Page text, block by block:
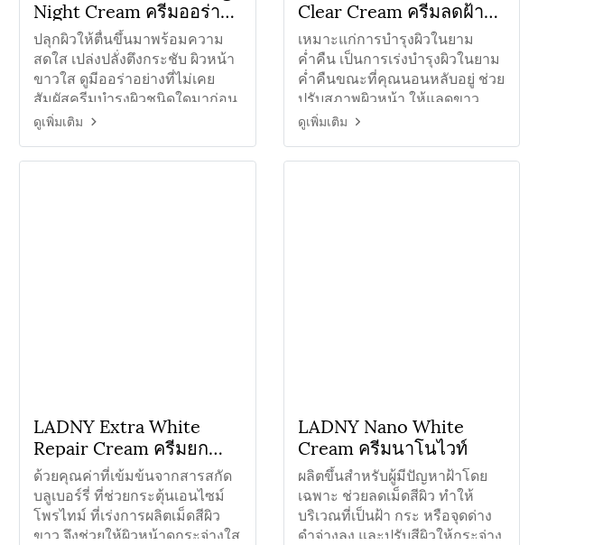
Night Cream ครีมออร่า
ไวท์กลางคืน
ปลุกผิวให้ตื่นขึ้นมาพร้อมความ
สดใส เปล่งปลั่งตึงกระชับ ผิวหน้า
ขาวใส ดูมีออร่าอย่างที่ไม่เคย
สัมผัสครีมบำรุงผิวชนิดใดมาก่อน
แก้ปัญหาสิว ฝ้า
ดูเพิ่มเติม
Clear Cream ครีมลดฝ้า
กระ
เหมาะแก่การบำรุงผิวในยาม
ค่ำคืน เป็นการเร่งบำรุงผิวในยาม
ค่ำคืนขณะที่คุณนอนหลับอยู่ ช่วย
ปรับสภาพผิวหน้า ให้แลดูขาว
กระจ่างใส
ดูเพิ่มเติม
LADNY Extra White
Repair Cream ครีมยก
กระชับผิวขาว
ด้วยคุณค่าที่เข้มข้นจากสารสกัด
บลูเบอร์รี่ ที่ช่วยกระตุ้นเอนไซม์
โพรไทม์ ที่เร่งการผลิตเม็ดสีผิว
ขาว จึงช่วยให้ผิวหน้าดูกระจ่างใส
LADNY Nano White
Cream ครีมนาโนไวท์
ผลิตขึ้นสำหรับผู้มีปัญหาฝ้าโดย
เฉพาะ ช่วยลดเม็ดสีผิว ทำให้
บริเวณที่เป็นฝ้า กระ หรือจุดด่าง
ดำจ่างลง และปรับสีผิวให้กระจ่าง